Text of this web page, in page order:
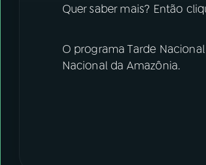
Quer saber mais? Então
O programa Tarde
Nacional da Amazônia.